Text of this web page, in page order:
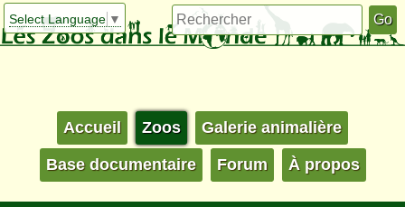
Select Language ▼
Accueil Zoos Galerie animalière
Base documentaire Forum À propos